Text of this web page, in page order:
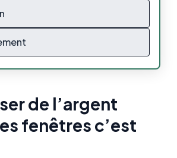
de l’argent
fenêtres c’est
c’est quoi le vitrage
?
le vitrage photovoltaïque ?
ça marche
?
pouvez faire avec des fenêtres
: